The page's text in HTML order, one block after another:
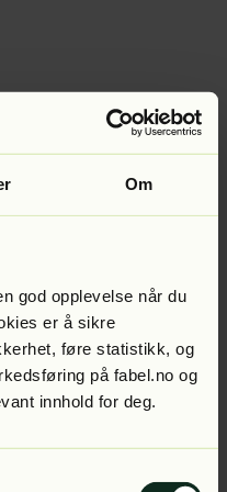
Om
god opplevelse når du
er å sikre
føre statistikk, og
på fabel.no og
innhold for deg.